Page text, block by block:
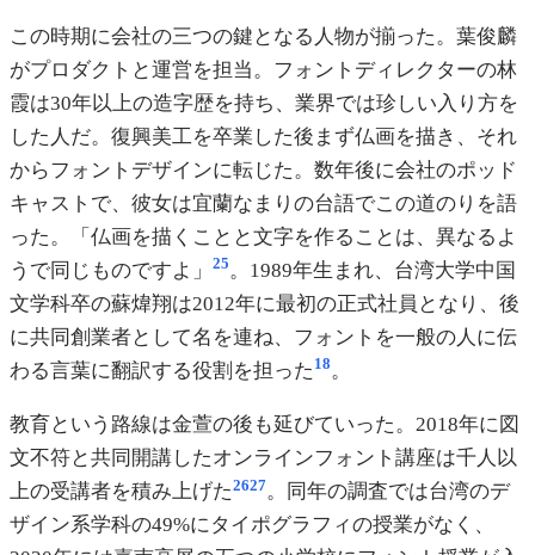
この時期に会社の三つの鍵となる人物が揃った。葉俊麟
がプロダクトと運営を担当。フォントディレクターの林
霞は30年以上の造字歴を持ち、業界では珍しい入り方を
した人だ。復興美工を卒業した後まず仏画を描き、それ
からフォントデザインに転じた。数年後に会社のポッド
キャストで、彼女は宜蘭なまりの台語でこの道のりを語
った。「仏画を描くことと文字を作ることは、異なるよ
うで同じものですよ」
25 。1989年生まれ、台湾大学中国
文学科卒の蘇煒翔は2012年に最初の正式社員となり、後
に共同創業者として名を連ね、フォントを一般の人に伝
わる言葉に翻訳する役割を担った 18 。
教育という路線は金萱の後も延びていった。2018年に図
文不符と共同開講したオンラインフォント講座は千人以
上の受講者を積み上げた2627。同年の調査では台湾のデ
ザイン系学科の49%にタイポグラフィの授業がなく、